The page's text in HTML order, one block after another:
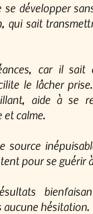
se développer
qui sait
car il
le lâcher
aide à se
et calme.
source
pour se guérir
aucune hésitation.